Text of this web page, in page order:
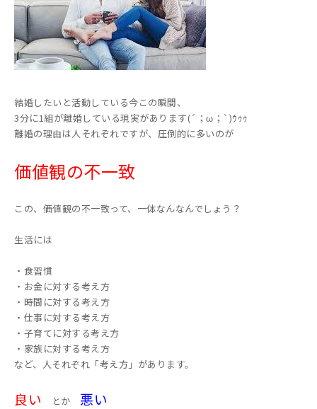
結婚したいと活動している今この瞬間、
3分に1組が離婚している現実があります(´；ω；`)ｳｩｩ
離婚の理由は人それぞれですが、圧倒的に多いのが
価値観の不一致
この、価値観の不一致って、一体なんなんでしょう？
生活には
・食習慣
・お金に対する考え方
・時間に対する考え方
・仕事に対する考え方
・子育てに対する考え方
・家族に対する考え方
など、人それぞれ「考え方」があります。
良い とか 悪い